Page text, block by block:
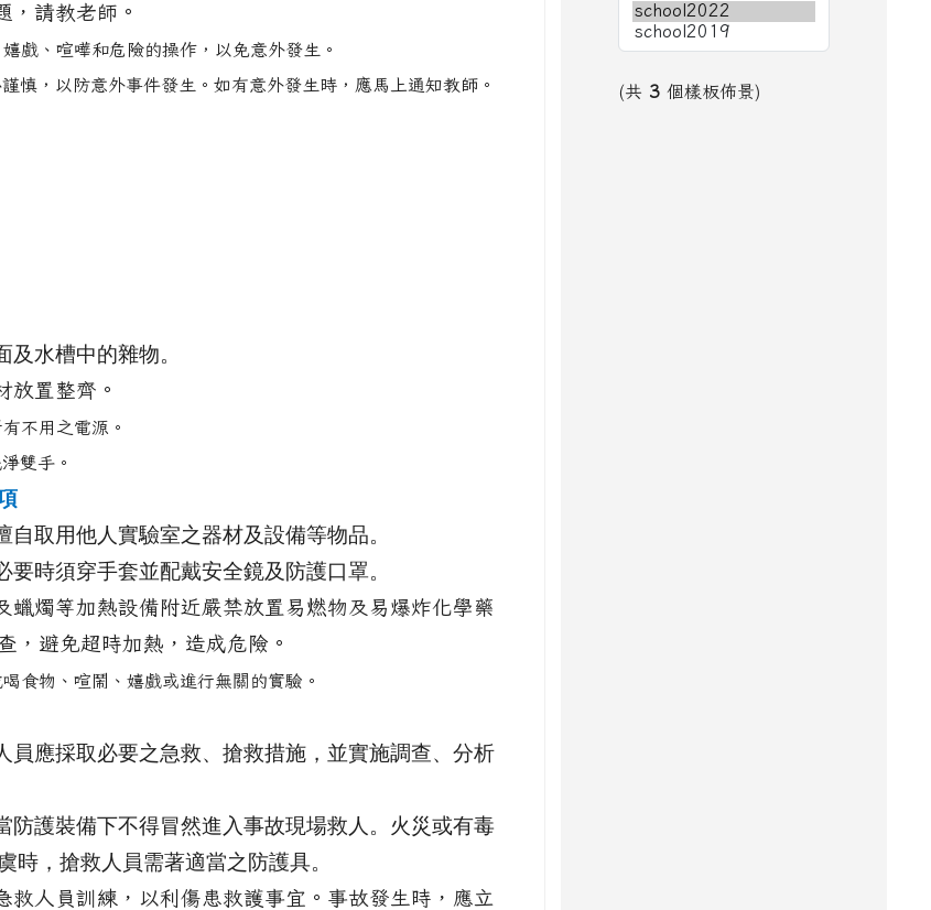
，請教老師。
戲、喧嘩和危險的操作，以免意外發生。
慎，以防意外事件發生。如有意外發生時，應馬上通知教師。
水槽中的雜物。
放置整齊。
不用之電源。
雙手。
自取用他人實驗室之器材及設備等物品。
要時須穿手套並配戴安全鏡及防護口罩。
蠟燭等加熱設備附近嚴禁放置易燃物及易爆炸化學藥
，避免超時加熱，造成危險。
食物、喧鬧、嬉戲或進行無關的實驗。
員應採取必要之急救、搶救措施，並實施調查、分析
防護裝備下不得冒然進入事故現場救人。火災或有毒
時，搶救人員需著適當之防護具。
救人員訓練，以利傷患救護事宜。事故發生時，應立
(共 3 個樣板佈景)